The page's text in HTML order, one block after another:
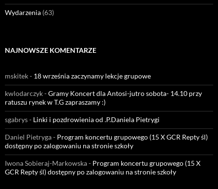
Wydarzenia (63)
NAJNOWSZE KOMENTARZE
mskitek- 18 września zaczynamy lekcje grupowe
kwlodarczyk-Gramy Koncert dla Antosi-jutro sobota- 14.10 przy
ratuszu rynek w T.G zapraszamy :)
sgabrys- Linki i pozdrowienia od .P.Daniela Pietrygi
Daniel Pietryga- Program koncertu grupowego (15 X GCR Repty śl)
dostępny po zalogowaniu na stronie szkoły
Iwona Sobieraj-Markowska- Program koncertu grupowego (15 X
GCR Repty śl) dostępny po zalogowaniu na stronie szkoły